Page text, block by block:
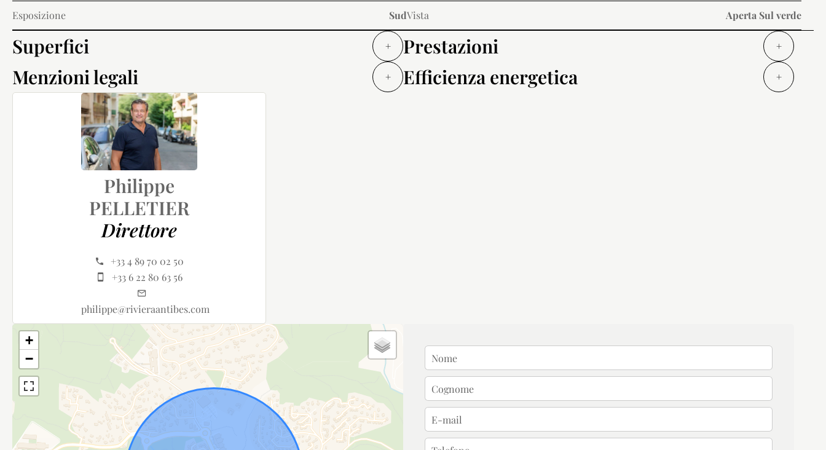
Esposizione SudVista Aperta Sul verde
Superfici + Prestazioni +
Menzioni legali + Efficienza energetica +
Philippe
PELLETIER
Direttore
+33 4 89 70 02 50
+33 6 22 80 63 56
philippe@rivieraantibes.com
+
−